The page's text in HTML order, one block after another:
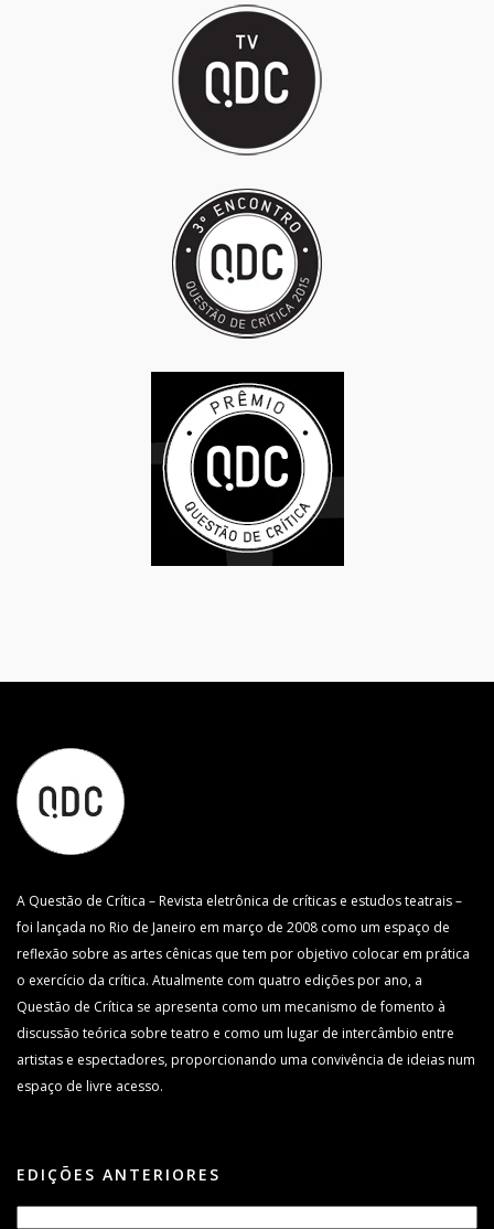
A Questão de Crítica – Revista eletrônica de críticas e estudos teatrais –
foi lançada no Rio de Janeiro em março de 2008 como um espaço de
reflexão sobre as artes cênicas que tem por objetivo colocar em prática
o exercício da crítica. Atualmente com quatro edições por ano, a
Questão de Crítica se apresenta como um mecanismo de fomento à
discussão teórica sobre teatro e como um lugar de intercâmbio entre
artistas e espectadores, proporcionando uma convivência de ideias num
espaço de livre acesso.
EDIÇÕES ANTERIORES